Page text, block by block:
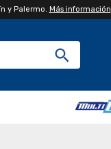
y Palermo. Más información